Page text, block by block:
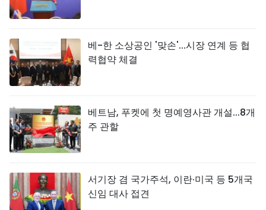
베-한 소상공인 '맞손'...시장 연계 등 협
력협약 체결
베트남, 푸켓에 첫 명예영사관 개설...8개
주 관할
서기장 겸 국가주석, 이란·미국 등 5개국
신임 대사 접견